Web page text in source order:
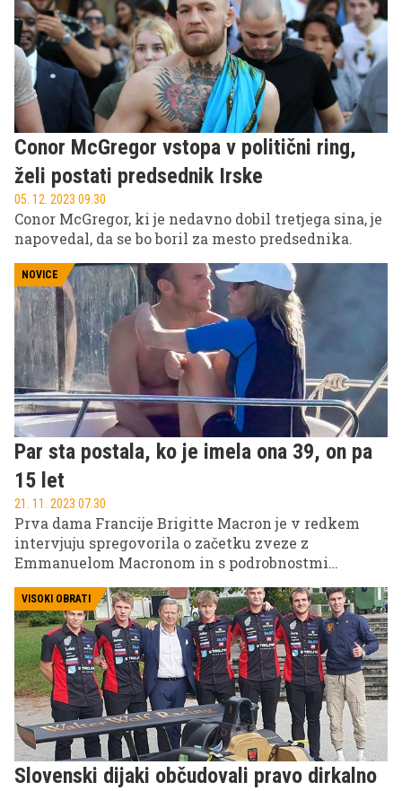
Conor McGregor vstopa v politični ring,
želi postati predsednik Irske
05. 12. 2023 09.30
Conor McGregor, ki je nedavno dobil tretjega sina, je
napovedal, da se bo boril za mesto predsednika.
NOVICE
Par sta postala, ko je imela ona 39, on pa
15 let
21. 11. 2023 07.30
Prva dama Francije Brigitte Macron je v redkem
intervjuju spregovorila o začetku zveze z
Emmanuelom Macronom in s podrobnostmi
povzročila zgražanje.
VISOKI OBRATI
Slovenski dijaki občudovali pravo dirkalno